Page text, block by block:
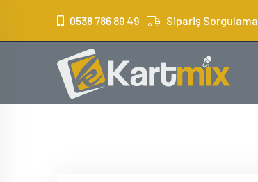
0538 786 89 49 Sipariş Sorgulama